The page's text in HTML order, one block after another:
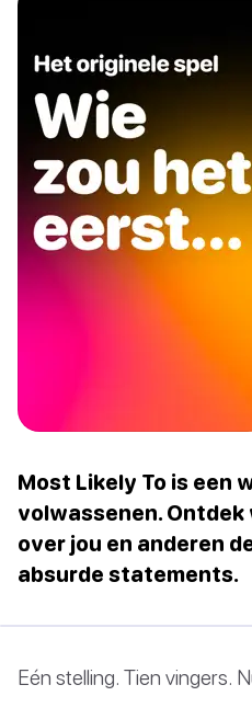
Most Likely To is een
volwassenen.
over jou en anderen
absurde statements.
Eén stelling. Tien vingers.